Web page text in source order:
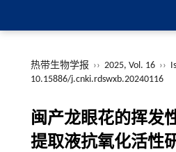
热带生物学报 ›› 2025, Vol. 16 ››
10.15886/j.cnki.rdswxb.20240116
闽产龙眼花的挥发
提取液抗氧化活性